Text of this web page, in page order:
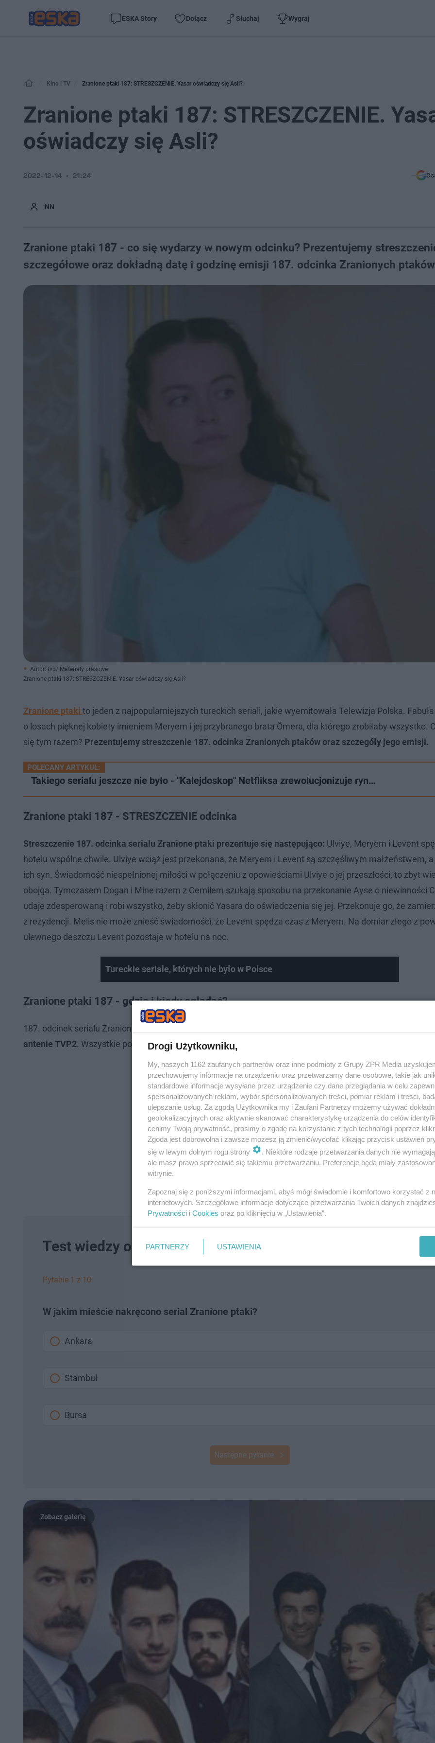
ESKA Story Dołącz Słuchaj Wygraj
Kino i TV Zranione ptaki 187: STRESZCZENIE. Yasar oświadczy się Asli?
Zranione ptaki 187: STRESZCZENIE.
oświadczy się Asli?
NN
2022-12-14 21:24
Zranione ptaki 187 - co się wydarzy w nowym odcinku? Prezentujemy
szczegółowe oraz dokładną datę i godzinę emisji 187. odcinka Zranionych
Autor: tvp/ Materiały prasowe
Zranione ptaki 187: STRESZCZENIE. Yasar oświadczy się Asli?
Zranione ptaki to jeden z najpopularniejszych tureckich seriali, jakie wyemitowała Telewizja Polska.
o losach pięknej kobiety imieniem Meryem i jej przybranego brata Ömera, dla którego zrobiłaby wszystko.
się tym razem? Prezentujemy streszczenie 187. odcinka Zranionych ptaków oraz szczegóły jego emisji.
POLECANY ARTYKUŁ:
Takiego serialu jeszcze nie było - "Kalejdoskop" Netfliksa zrewolucjonizuje ryn…
Zranione ptaki 187 - STRESZCZENIE odcinka
Streszczenie 187. odcinka serialu Zranione ptaki prezentuje się następująco: Ulviye, Meryem i Levent
hotelu wspólne chwile. Ulviye wciąż jest przekonana, że Meryem i Levent są szczęśliwym małżeństwem,
ich syn. Świadomość niespełnionej miłości w połączeniu z opowieściami Ulviye o jej przeszłości, to zbyt
obojga. Tymczasem Dogan i Mine razem z Cemilem szukają sposobu na przekonanie Ayse o niewinności
udaje zdesperowaną i robi wszystko, żeby skłonić Yasara do oświadczenia się jej. Przekonuje go, że
z rezydencji. Melis nie może znieść świadomości, że Levent spędza czas z Meryem. Na domiar złego z
ulewnego deszczu Levent pozostaje w hotelu na noc.
Tureckie seriale, których nie było w Polsce
Zranione ptaki 187 - gdzie i kiedy oglądać?
187. odcinek serialu Zranione ptaki zostanie wyemitowany
antenie TVP2. Wszystkie poprzednie epizody znajdziecie też w bibliotece serwisu Vod.tvp.pl.
Test wiedzy o serialu Zranione ptaki
Pytanie 1 z 10
W jakim mieście nakręcono serial Zranione ptaki?
Ankara
Stambuł
Bursa
Następne pytanie
Drogi Użytkowniku,
My, naszych 1162 zaufanych partnerów oraz inne podmioty z Grupy ZPR Media
przechowujemy informacje na urządzeniu oraz przetwarzamy dane osobowe, takie jak
standardowe informacje wysyłane przez urządzenie czy dane przeglądania w celu
spersonalizowanych reklam, wybór spersonalizowanych treści, pomiar reklam i treści,
ulepszanie usług. Za zgodą Użytkownika my i Zaufani Partnerzy możemy używać
geolokalizacyjnych oraz aktywnie skanować charakterystykę urządzenia do celów
cenimy Twoją prywatność, prosimy o zgodę na korzystanie z tych technologii poprzez
Zgoda jest dobrowolna i zawsze możesz ją zmienić/wycofać klikając przycisk ustawień
się w lewym dolnym rogu strony
. Niektóre rodzaje przetwarzania danych nie
ale masz prawo sprzeciwić się takiemu przetwarzaniu. Preferencje będą miały
witrynie.
Zapoznaj się z poniższymi informacjami, abyś mógł świadomie i komfortowo korzystać z
internetowych. Szczegółowe informacje dotyczące przetwarzania Twoich danych
Prywatności i Cookies oraz po kliknięciu w „Ustawienia”.
PARTNERZY USTAWIENIA